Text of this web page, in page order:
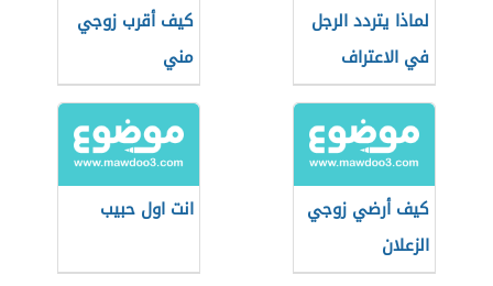
لماذا يتردد الرجل
في الاعتراف
بالحب؟
كيف أقرب زوجي
مني
كيف أرضي زوجي
الزعلان
انت اول حبيب